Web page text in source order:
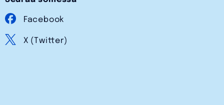
Facebook
X (Twitter)